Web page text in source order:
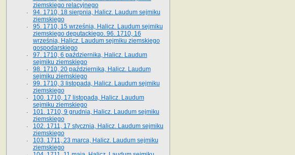
ziemskiego relacyjnego
94. 1710, 18 sierpnia, Halicz. Laudum sejmiku
ziemskiego
95. 1710, 15 września, Halicz. Laudum sejmiku
ziemskiego deputackiego. 96. 1710, 16
września, Halicz. Laudum sejmiku ziemskiego
gospodarskiego
97. 1710, 6 października, Halicz. Laudum
sejmiku ziemskiego
98. 1710, 20 października, Halicz. Laudum
sejmiku ziemskiego
99. 1710, 3 listopada, Halicz. Laudum sejmiku
ziemskiego
100. 1710, 17 listopada, Halicz. Laudum
sejmiku ziemskiego
101. 1710, 9 grudnia, Halicz. Laudum sejmiku
ziemskiego
102. 1711, 17 stycznia, Halicz. Laudum sejmiku
ziemskiego
103. 1711, 23 marca, Halicz. Laudum sejmiku
ziemskiego